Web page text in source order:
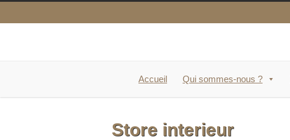
Accueil Qui sommes-nous ?
Store interieur